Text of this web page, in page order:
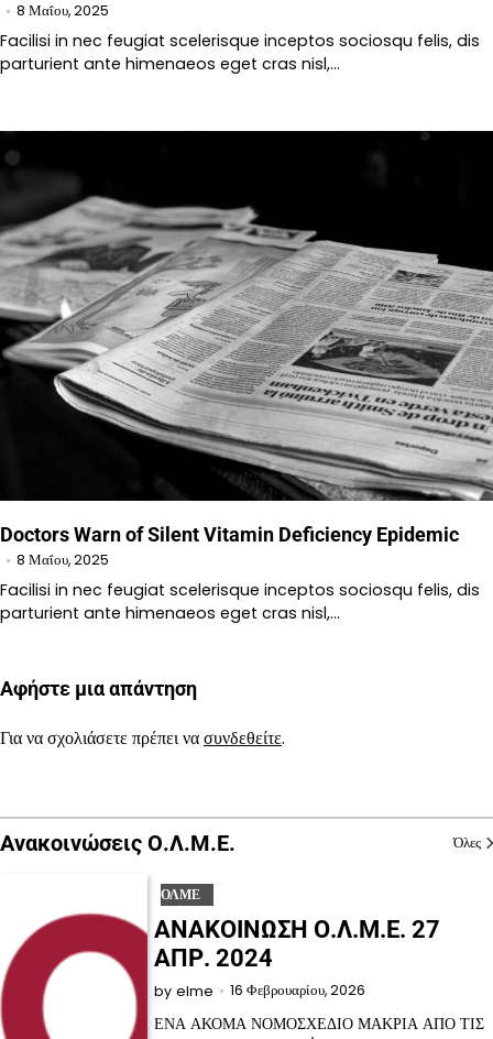
8 Μαΐου, 2025
Facilisi in nec feugiat scelerisque inceptos sociosqu felis, dis
parturient ante himenaeos eget cras nisl,…
Doctors Warn of Silent Vitamin Deficiency Epidemic
8 Μαΐου, 2025
Facilisi in nec feugiat scelerisque inceptos sociosqu felis, dis
parturient ante himenaeos eget cras nisl,…
Αφήστε μια απάντηση
Για να σχολιάσετε πρέπει νασυνδεθείτε.
Ανακοινώσεις Ο.Λ.Μ.Ε. Όλες
ΟΛΜΕ
ΑΝΑΚΟΙΝΩΣΗ Ο.Λ.Μ.Ε. 27
ΑΠΡ. 2024
by elme 16 Φεβρουαρίου, 2026
ΕΝΑ ΑΚΟΜΑ ΝΟΜΟΣΧΕΔΙΟ ΜΑΚΡΙΑ ΑΠΟ ΤΙΣ